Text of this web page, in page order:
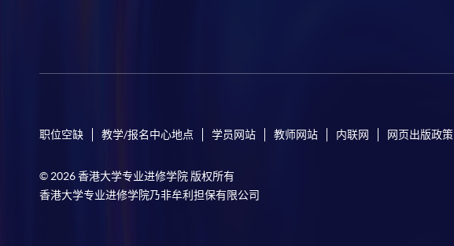
职位空缺 教学/报名中心地点 学员网站 教师网站 内联网 网页出版政策
© 2026 香港大学专业进修学院 版权所有
香港大学专业进修学院乃非牟利担保有限公司